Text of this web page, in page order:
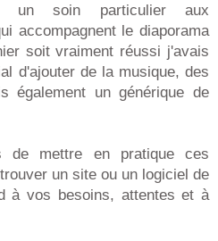
un soin particulier aux
accompagnent le diaporama
soit vraiment réussi j'avais
d'ajouter de la musique, des
également un générique de
de mettre en pratique ces
un site ou un logiciel de
à vos besoins, attentes et à